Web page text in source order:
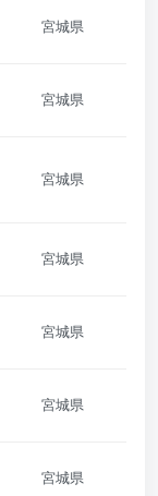
宮城県
宮城県
宮城県
宮城県
宮城県
宮城県
宮城県